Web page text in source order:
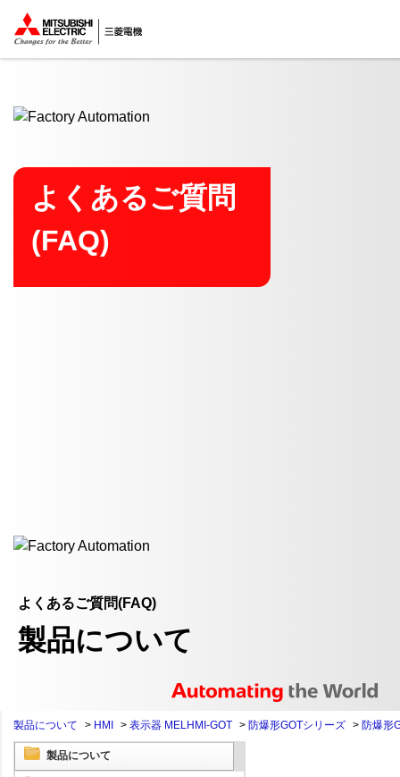
ここから本文
よくあるご質問
(FAQ)
よくあるご質問(FAQ)
製品について
製品について > HMI > 表示器 MELHMI-GOT > 防爆形GOTシリーズ > 防爆形
製品について